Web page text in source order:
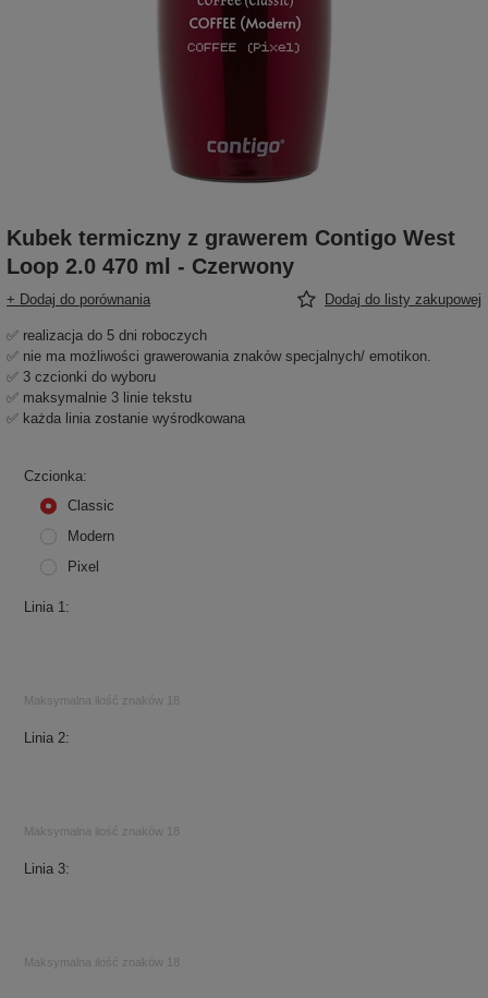
Kubek termiczny z grawerem Contigo West
Loop 2.0 470 ml - Czerwony
+ Dodaj do porównania Dodaj do listy zakupowej
✅ realizacja do 5 dni roboczych
✅ nie ma możliwości grawerowania znaków specjalnych/ emotikon.
✅ 3 czcionki do wyboru
✅ maksymalnie 3 linie tekstu
✅ każda linia zostanie wyśrodkowana
Czcionka
Classic
Modern
Pixel
Linia 1
Maksymalna ilość znaków 18
Linia 2
Maksymalna ilość znaków 18
Linia 3
Maksymalna ilość znaków 18